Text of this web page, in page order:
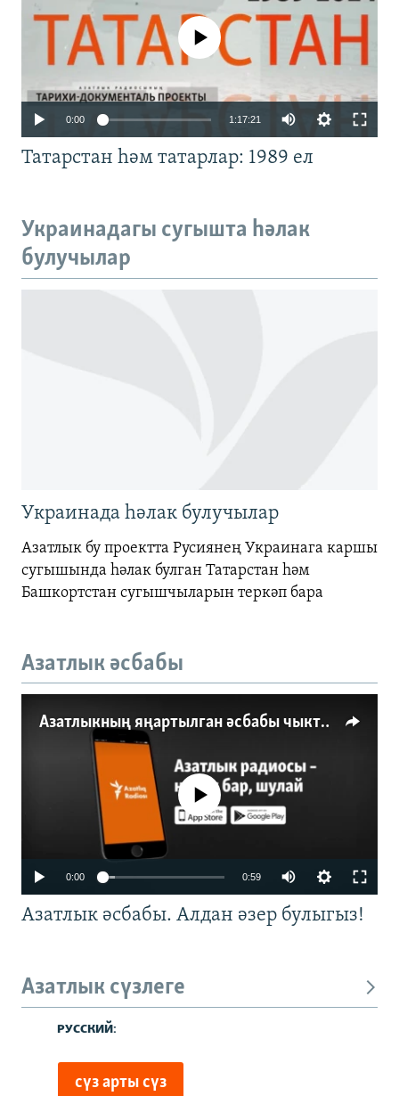
No media source currently available
0:00 1:17:21
Татарстан һәм татарлар: 1989 ел
Украинадагы сугышта һәлак
булучылар
Украинада һәлак булучылар
Азатлык бу проектта Русиянең Украинага каршы
сугышында һәлак булган Татарстан һәм
Башкортстан сугышчыларын теркәп бара
Азатлык әсбабы
Азатлыкның яңартылган әсбабы чыкты
No media source currently available
0:00 0:59
Азатлык әсбабы. Алдан әзер булыгыз!
Азатлык сүзлеге